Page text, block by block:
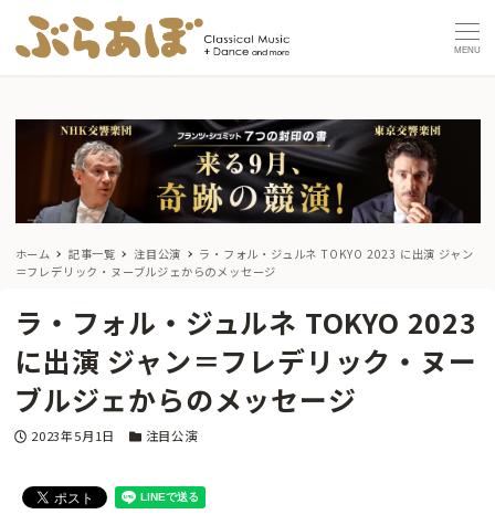
MENU
ホーム 記事一覧 注目公演
ラ・フォル・ジュルネ TOKYO 2023 に出演 ジャン
＝フレデリック・ヌーブルジェからのメッセージ
ラ・フォル・ジュルネ TOKYO 2023
に出演 ジャン＝フレデリック・ヌー
ブルジェからのメッセージ
投稿日
2023年5月1日 カテゴリー
注目公演